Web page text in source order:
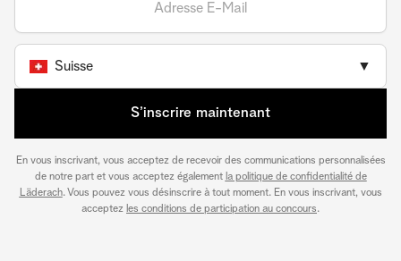
Suisse ▼
S’inscrire maintenant
En vous inscrivant, vous acceptez de recevoir des communications personnalisées
de notre part et vous acceptez également la politique de confidentialité de
Läderach. Vous pouvez vous désinscrire à tout moment. En vous inscrivant, vous
acceptez les conditions de participation au concours.